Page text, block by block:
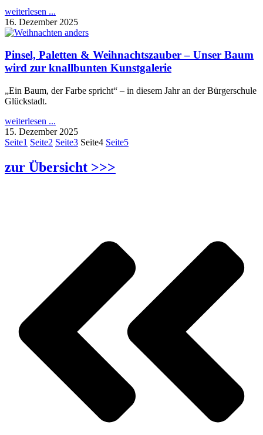
weiterlesen ...
16. Dezember 2025
Pinsel, Paletten & Weihnachtszauber – Unser Baum
wird zur knallbunten Kunstgalerie
„Ein Baum, der Farbe spricht“ – in diesem Jahr an der Bürgerschule
Glückstadt.
weiterlesen ...
15. Dezember 2025
Seite1 Seite2 Seite3 Seite4 Seite5
zur Übersicht >>>